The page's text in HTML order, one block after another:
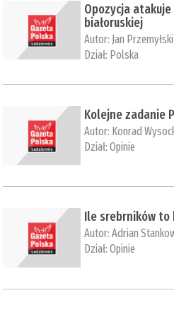
Opozycja
białoruskiej
Autor: Jan Przemyłski
Dział: Polska
Kolejne zadanie
Autor: Konrad
Dział:Opinie
Ile srebrników to
Autor:Adrian
Dział:Opinie